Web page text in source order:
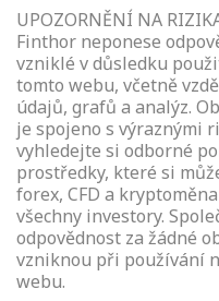
UPOZORNĚNÍ NA
Finthor neponese
vzniklé v důsledku
tomto webu, včetně
údajů, grafů a analýz.
je spojeno s výraznými
vyhledejte si odborné
prostředky, které si
forex, CFD a
všechny investory.
odpovědnost za žádné
vzniknou při používání
webu.